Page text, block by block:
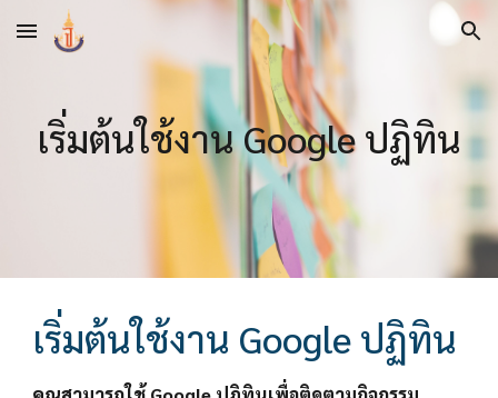
Skip to main content Skip to navigation
เริ่มต้นใช้งาน Google ปฏิทิน
เริ่มต้นใช้งาน Google ปฏิทิน